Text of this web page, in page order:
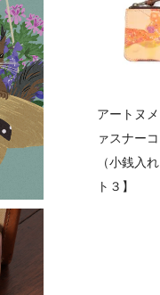
アートヌ
ァスナー
（小銭入
ト３】